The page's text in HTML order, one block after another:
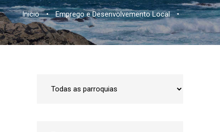
Inicio • Emprego e Desenvolvemento Local •